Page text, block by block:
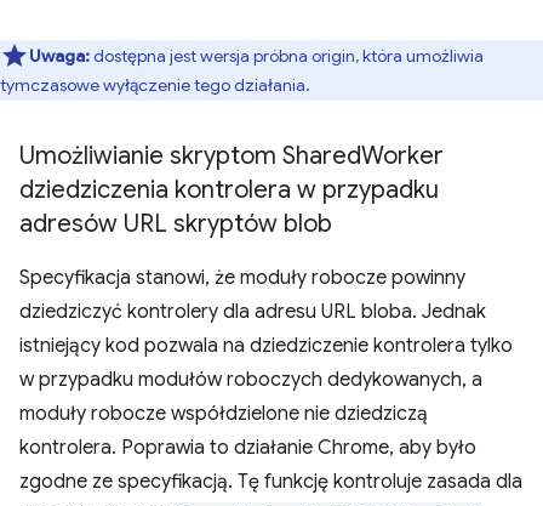
Uwaga:dostępna jest wersja próbna origin, która umożliwia
tymczasowe wyłączenie tego działania.
Umożliwianie skryptom SharedWorker
dziedziczenia kontrolera w przypadku
adresów URL skryptów blob
Specyfikacja stanowi, że moduły robocze powinny
dziedziczyć kontrolery dla adresu URL bloba. Jednak
istniejący kod pozwala na dziedziczenie kontrolera tylko
w przypadku modułów roboczych dedykowanych, a
moduły robocze współdzielone nie dziedziczą
kontrolera. Poprawia to działanie Chrome, aby było
zgodne ze specyfikacją. Tę funkcję kontroluje zasada dla